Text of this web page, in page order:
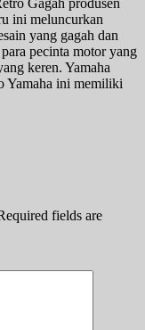
Gagah produsen
ini meluncurkan
yang gagah dan
pecinta motor yang
keren. Yamaha
Yamaha ini memiliki
fields are